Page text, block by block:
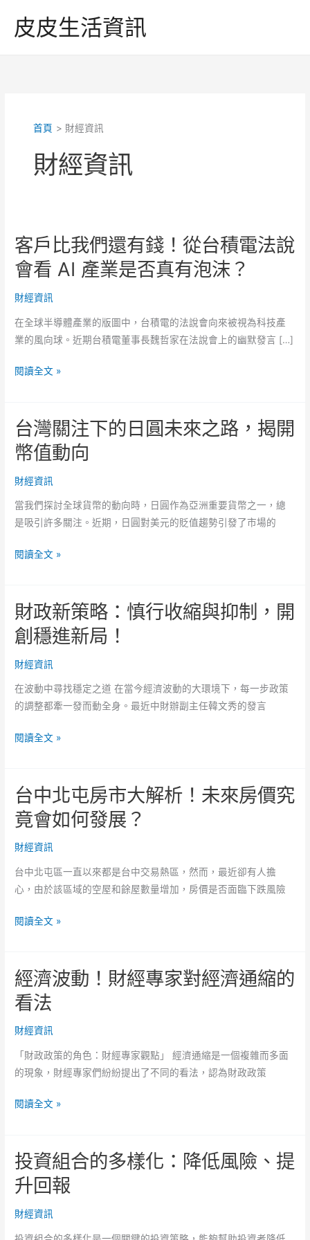
皮皮生活資訊
首頁 財經資訊
財經資訊
客戶比我們還有錢！從台積電法說
會看 AI 產業是否真有泡沫？
財經資訊
在全球半導體產業的版圖中，台積電的法說會向來被視為科技產
業的風向球。近期台積電董事長魏哲家在法說會上的幽默發言 […]
客
我
們
還
有
從
台
電
會
看
AI
產
業
是
真
沫？
閱讀全文 »
台灣關注下的日圓未來之路，揭開
幣值動向
財經資訊
當我們探討全球貨幣的動向時，日圓作為亞洲重要貨幣之一，總
是吸引許多關注。近期，日圓對美元的貶值趨勢引發了市場的
台
注
下
的
日
未
來
路，
幣
值
動
向
閱讀全文 »
財政新策略：慎行收縮與抑制，開
創穩進新局！
財經資訊
在波動中尋找穩定之道 在當今經濟波動的大環境下，每一步政策
的調整都牽一發而動全身。最近中財辦副主任韓文秀的發言
財
策
略：
慎
行
縮
與
制，
穩
進
新
局！
閱讀全文 »
台中北屯房市大解析！未來房價究
竟會如何發展？
財經資訊
台中北屯區一直以來都是台中交易熱區，然而，最近卻有人擔
心，由於該區域的空屋和餘屋數量增加，房價是否面臨下跌風險
台
屯
房
市
大
析！
未
房
竟
會
如
何
發
閱讀全文 »
經濟波動！財經專家對經濟通縮的
看法
財經資訊
「財政政策的角色：財經專家觀點」 經濟通縮是一個複雜而多面
的現象，財經專家們紛紛提出了不同的看法，認為財政政策
經
動！
財
經
專
閱讀全文 »
投資組合的多樣化：降低風險、提
升回報
財經資訊